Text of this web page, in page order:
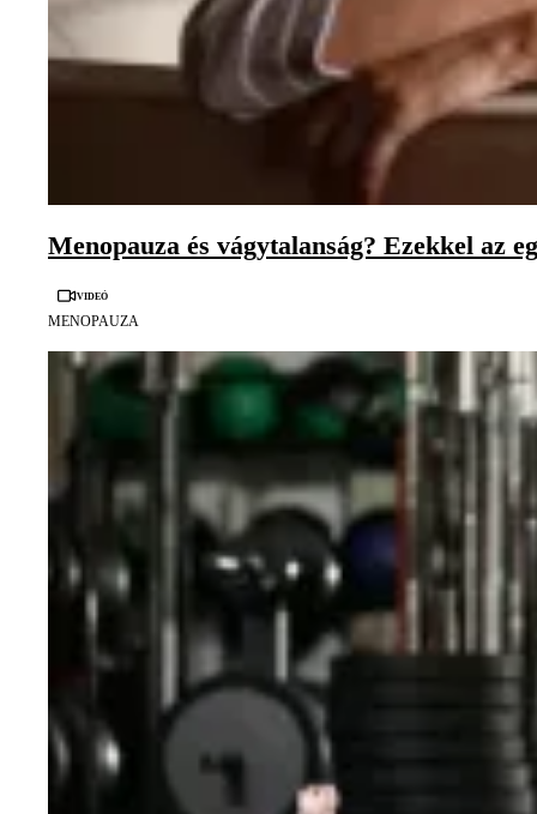
Menopauza és vágytalanság? Ezekkel az
Videó
MENOPAUZA